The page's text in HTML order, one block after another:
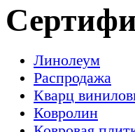
Линолеум
Распродажа
Кварц
Ковролин